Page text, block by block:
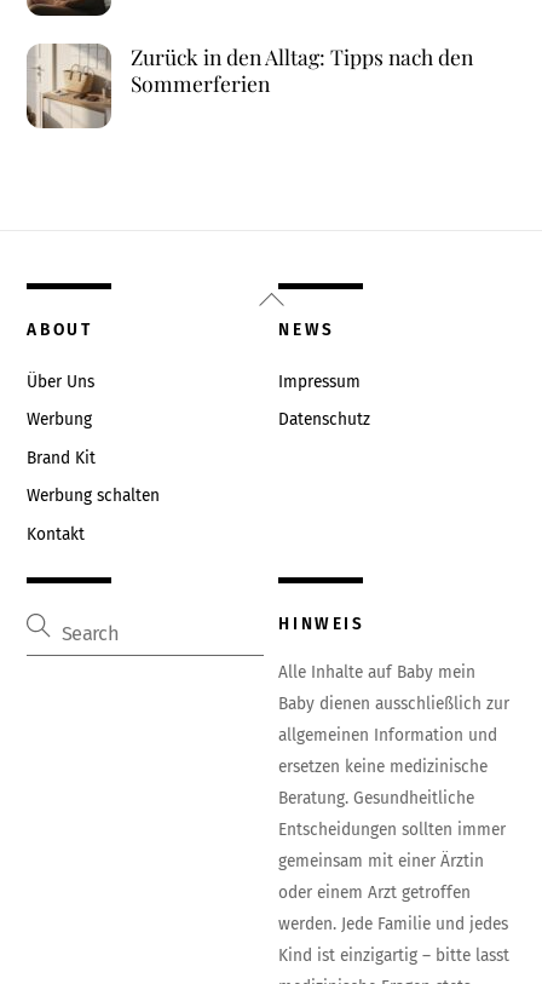
Zurück in den Alltag: Tipps nach den
Sommerferien
Back
To
ABOUT
Über Uns
Werbung
Brand Kit
Werbung schalten
Kontakt
NEWS
Impressum
Datenschutz
HINWEIS
Alle Inhalte auf Baby mein
Baby dienen ausschließlich zur
allgemeinen Information und
ersetzen keine medizinische
Beratung. Gesundheitliche
Entscheidungen sollten immer
gemeinsam mit einer Ärztin
oder einem Arzt getroffen
werden. Jede Familie und jedes
Kind ist einzigartig – bitte lasst